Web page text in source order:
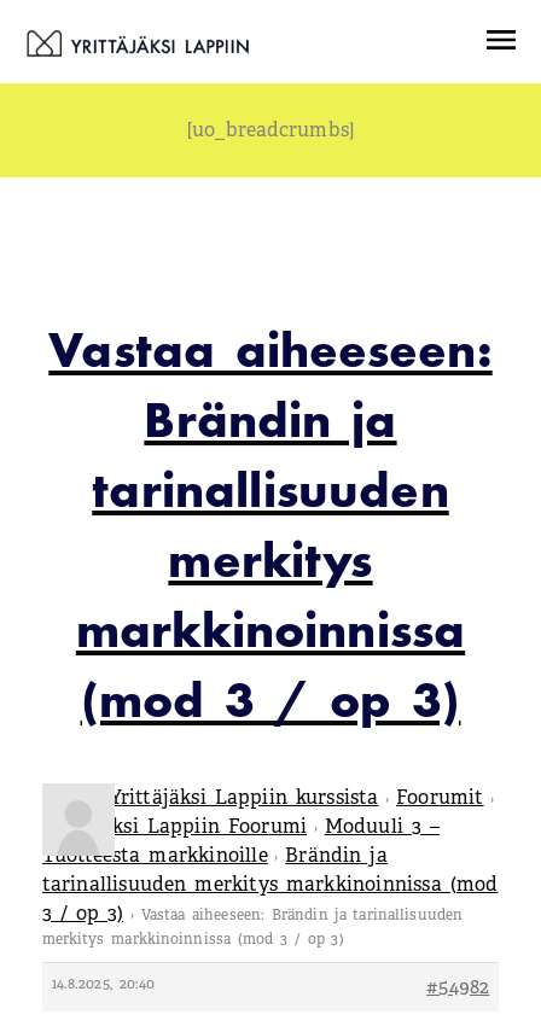
sisältöön
[uo_breadcrumbs]
Vastaa aiheeseen:
Brändin ja
tarinallisuuden
merkitys
markkinoinnissa
(mod 3 / op 3)
Tietoa Yrittäjäksi Lappiin kurssista › Foorumit ›
Yrittäjäksi Lappiin Foorumi › Moduuli 3 –
Tuotteesta markkinoille › Brändin ja
tarinallisuuden merkitys markkinoinnissa (mod
3 / op 3) › Vastaa aiheeseen: Brändin ja tarinallisuuden
merkitys markkinoinnissa (mod 3 / op 3)
14.8.2025, 20:40 #54982